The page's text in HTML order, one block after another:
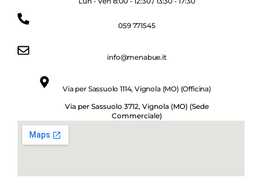
059 771545
info@menabue.it
Via per Sassuolo 1114, Vignola (MO) (Officina)
Via per Sassuolo 3712, Vignola (MO) (Sede
Commerciale)